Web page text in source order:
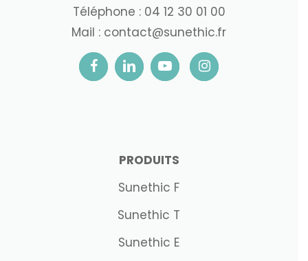
Téléphone : 04 12 30 01 00
Mail : contact@sunethic.fr
PRODUITS
Sunethic F
Sunethic T
Sunethic E